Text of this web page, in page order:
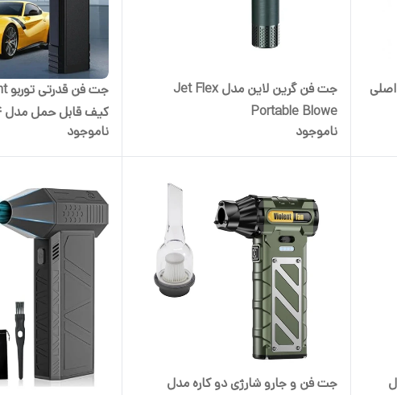
جت فن گرین لاین مدل Jet Flex
Portable Blowe
ناموجود
کیف قابل حمل مدل TF64
ناموجود
مدل
جت فن و جارو شارژی دو کاره مدل